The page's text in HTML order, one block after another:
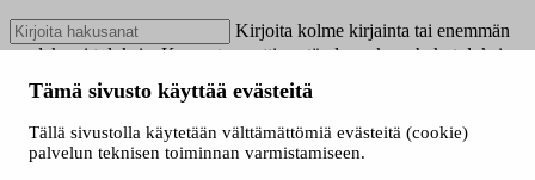
Tämä sivusto käyttää evästeitä
Tällä sivustolla käytetään välttämättömiä evästeitä (cookie)
palvelun teknisen toiminnan varmistamiseen.
Kirjoita kolme kirjainta tai enemmän
saadaksesi tuloksia. Kun automaattisen täydennyksen hakutuloksia
valintaan. Kosketuslaitteiden käyttäjille, tutki koskettamalla tai
Näytä vain nyt haussa olevat
Valitse hakutapa